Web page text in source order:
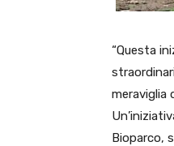
“Questa
meraviglia
Bioparco,